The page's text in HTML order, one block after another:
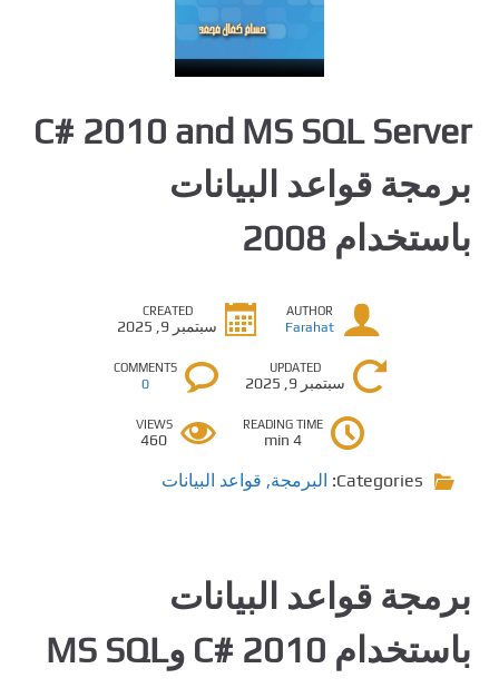
C# 2010 and MS SQL Server
برمجة قواعد البيانات
باستخدام 2008
AUTHOR
Farahat
CREATED
سبتمبر 9, 2025
UPDATED
سبتمبر 9, 2025
COMMENTS
0
READING TIME
4 min
VIEWS
460
Categories: البرمجة, قواعد البيانات
برمجة قواعد البيانات
باستخدام C# 2010 وMS SQL